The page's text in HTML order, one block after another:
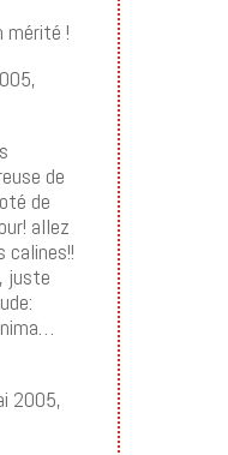
mérité !
de
de
allez
calines!!
juste
2005,